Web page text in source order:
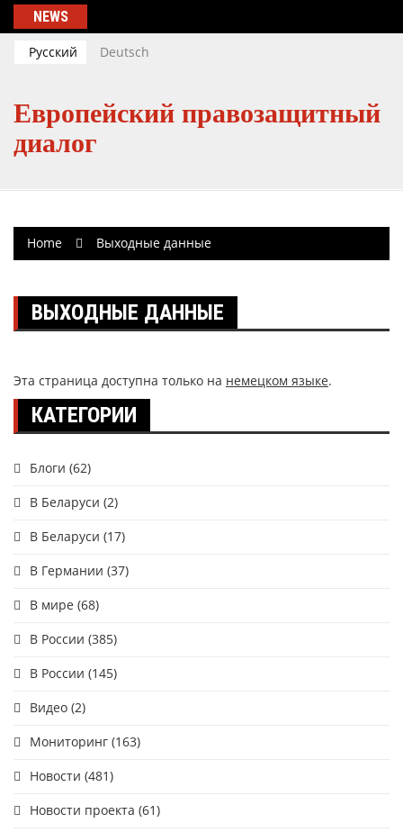
Skip
content
NEWS
Русский Deutsch
Европейский правозащитный
диалог
Home Выходные данные
ВЫХОДНЫЕ ДАННЫЕ
Эта страница доступна только на немецком языке.
КАТЕГОРИИ
Блоги (62)
В Беларуси (2)
В Беларуси (17)
В Германии (37)
В мире (68)
В России (385)
В России (145)
Видео (2)
Мониторинг (163)
Новости (481)
Новости проекта (61)